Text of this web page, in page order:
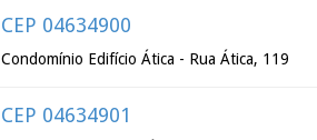
CEP 04634900
Condomínio Edifício Ática - Rua Ática, 119
CEP 04634901